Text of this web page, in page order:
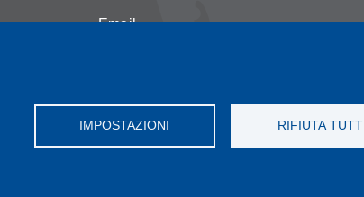
IMPOSTAZIONI RIFIUTA TUTTI
Email